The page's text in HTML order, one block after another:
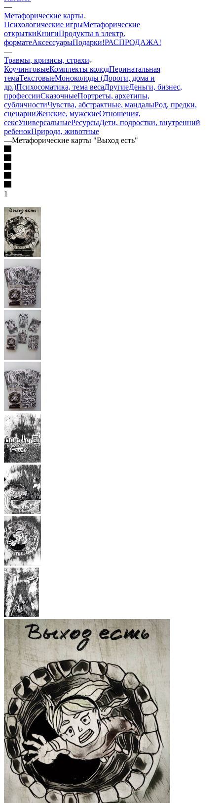
—
Mетафорические карты
Психологические игрыМетафорические
открыткиКнигиПродукты в электр.
форматеАксессуарыПодарки!РАСПРОДАЖА!
—
Травмы, кризисы, страхи
КоучинговыеКомплекты колодПеринатальная
темаТекстовыеМоноколоды (Дороги, дома и
др.)Психосоматика, тема весаДругиеДеньги, бизнес,
профессииСказочныеПортреты, архетипы,
субличностиЧувства, абстрактные, мандалыРод, предки,
сценарииЖенские, мужскиеОтношения,
сексУниверсальныеРесурсыДети, подростки, внутренний
ребенокПрирода, животные
—Метафорические карты "Выход есть"
1